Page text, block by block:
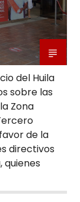
del Huila
sobre las
Zona
de la
directivos
quienes